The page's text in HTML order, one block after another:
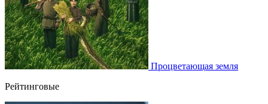
Процветающая земля
Рейтинговые